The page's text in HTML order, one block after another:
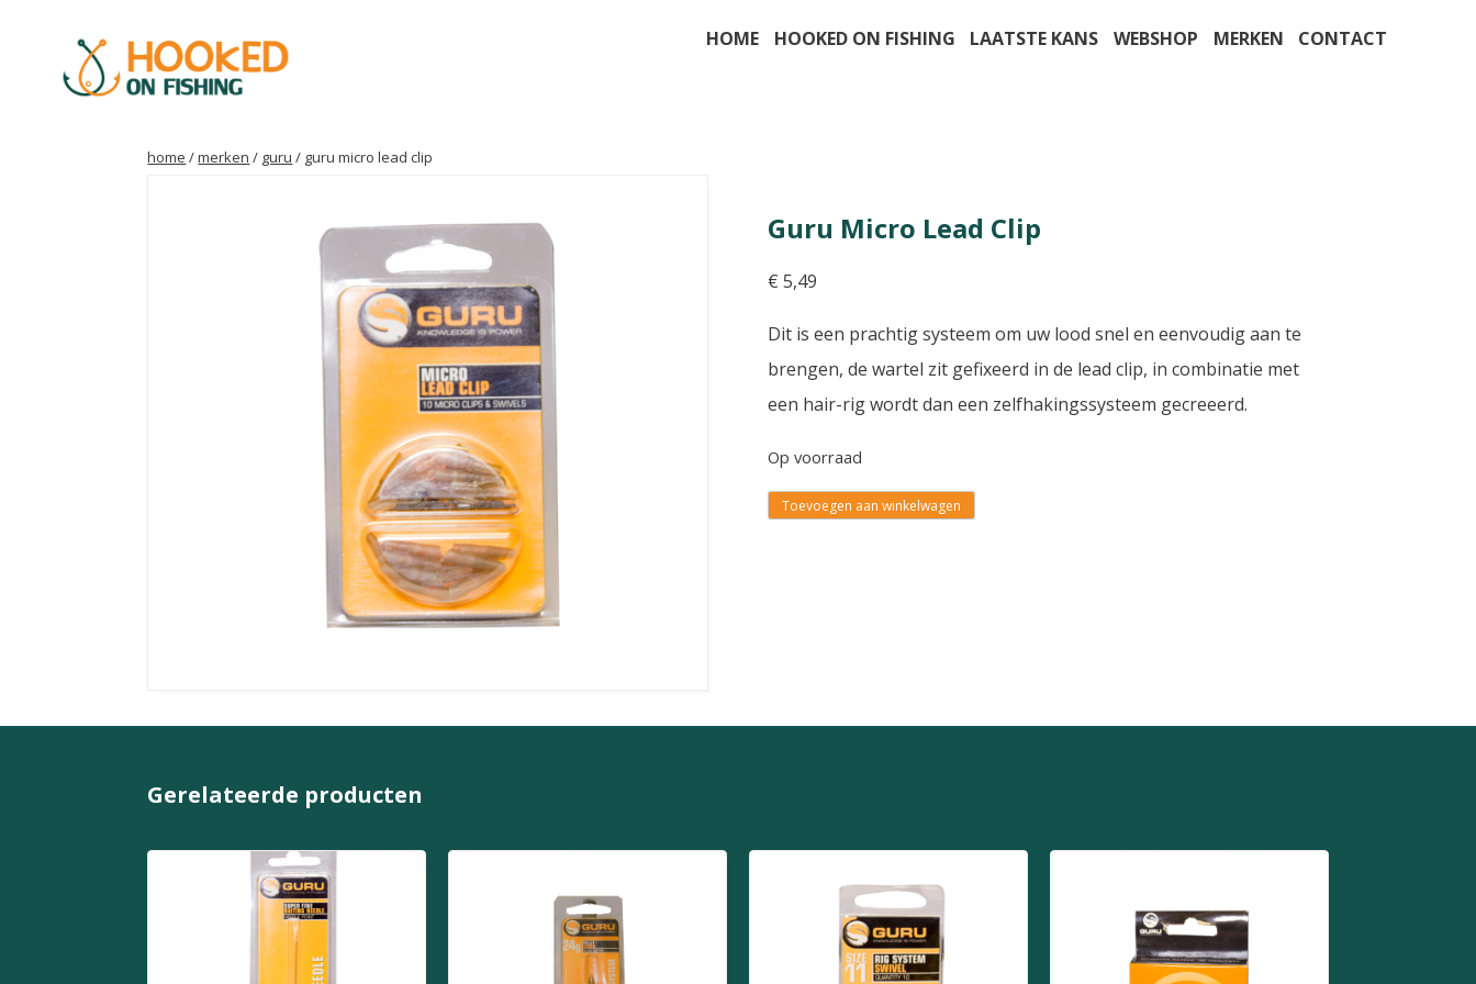
HOME HOOKED ON FISHING LAATSTE KANS WEBSHOP MERKEN CONTACT
home /merken / guru / guru micro lead clip
Guru Micro Lead Clip
€ 5,49
Dit is een prachtig systeem om uw lood snel en eenvoudig aan te
brengen, de wartel zit gefixeerd in de lead clip, in combinatie met
een hair-rig wordt dan een zelfhakingssysteem gecreeerd.
Op voorraad
Toevoegen aan winkelwagen
Gerelateerde producten